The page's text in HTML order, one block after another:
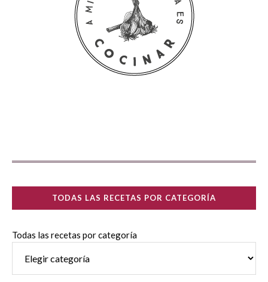
TODAS LAS RECETAS POR CATEGORÍA
Todas las recetas por categoría